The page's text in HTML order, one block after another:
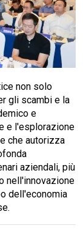
non solo
gli scambi e la
e
e l'esplorazione
che autorizza
aziendali, più
nell'innovazione
dell'economia